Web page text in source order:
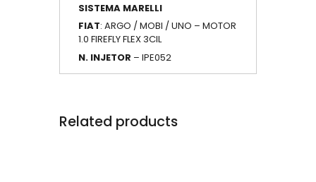
SISTEMA MARELLI
FIAT: ARGO / MOBI / UNO – MOTOR
1.0 FIREFLY FLEX 3CIL
N. INJETOR – IPE052
Related products